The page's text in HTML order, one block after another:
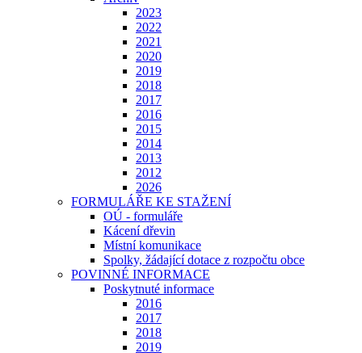
2023
2022
2021
2020
2019
2018
2017
2016
2015
2014
2013
2012
2026
FORMULÁŘE KE STAŽENÍ
OÚ - formuláře
Kácení dřevin
Místní komunikace
Spolky, žádající dotace z rozpočtu obce
POVINNÉ INFORMACE
Poskytnuté informace
2016
2017
2018
2019